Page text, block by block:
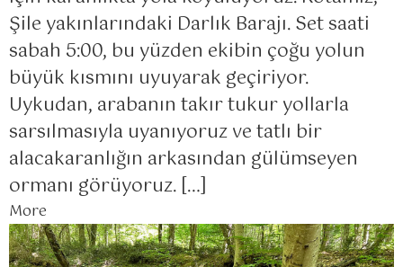
Şile yakınlarındaki Darlık Barajı. Set saati
sabah 5:00, bu yüzden ekibin çoğu yolun
büyük kısmını uyuyarak geçiriyor.
Uykudan, arabanın takır tukur yollarla
sarsılmasıyla uyanıyoruz ve tatlı bir
alacakaranlığın arkasından gülümseyen
ormanı görüyoruz. […]
More